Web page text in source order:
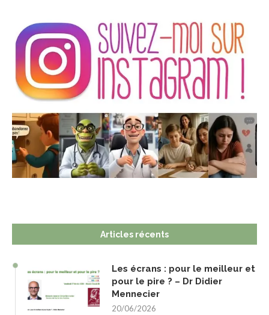
Articles récents
Les écrans : pour le meilleur et
pour le pire ? – Dr Didier
Mennecier
20/06/2026